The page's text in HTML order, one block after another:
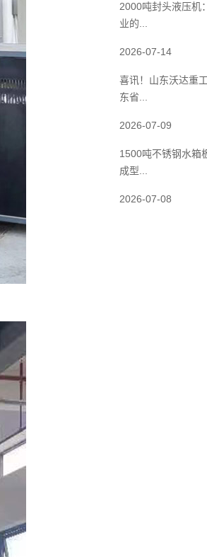
2000吨封头液压机
业的...
2026-07-14
喜讯！山东沃达重
东省...
2026-07-09
1500吨不锈钢水箱
成型...
2026-07-08